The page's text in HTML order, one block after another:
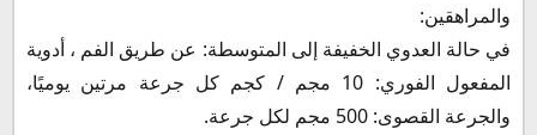
والمراهقين:
في حالة العدوي الخفيفة إلى المتوسطة: عن طريق الفم ، أدوية
المفعول الفوري: 10 مجم / كجم كل جرعة مرتين يوميًا،
والجرعة القصوى: 500 مجم لكل جرعة.